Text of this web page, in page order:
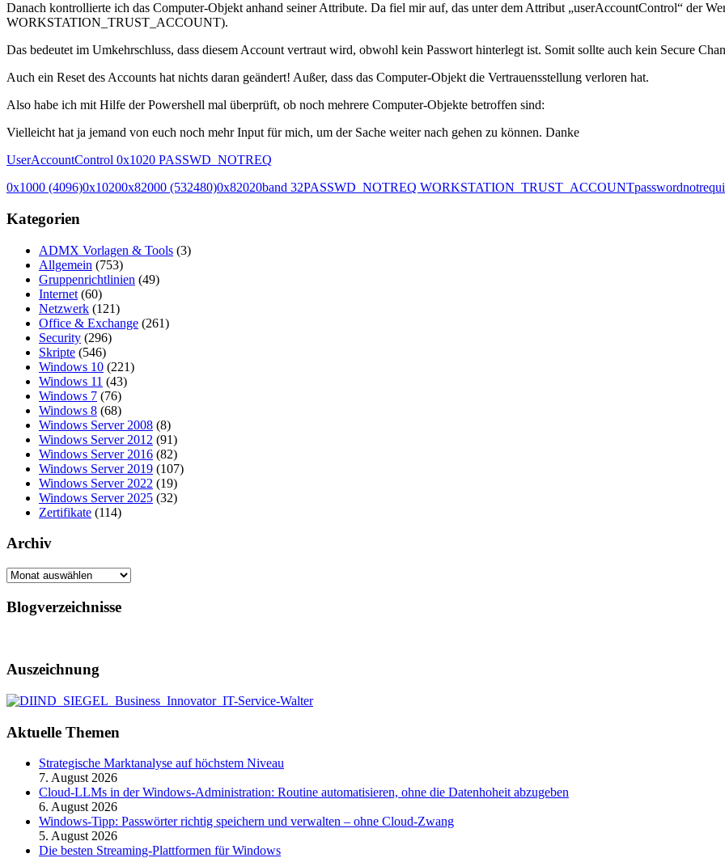
Danach kontrollierte ich das Computer-Objekt anhand seiner Attribute. Da fiel mir auf, das unter dem Attribut „userAccountControl“ der
WORKSTATION_TRUST_ACCOUNT).
Das bedeutet im Umkehrschluss, dass diesem Account vertraut wird, obwohl kein Passwort hinterlegt ist. Somit sollte auch kein Secure
Auch ein Reset des Accounts hat nichts daran geändert! Außer, dass das Computer-Objekt die Vertrauensstellung verloren hat.
Also habe ich mit Hilfe der Powershell mal überprüft, ob noch mehrere Computer-Objekte betroffen sind:
Vielleicht hat ja jemand von euch noch mehr Input für mich, um der Sache weiter nach gehen zu können. Danke
UserAccountControl 0x1020 PASSWD_NOTREQ
0x1000 (4096)0x10200x82000 (532480)0x82020band 32PASSWD_NOTREQ WORKSTATION_TRUST_ACCOUNT
Kategorien
ADMX Vorlagen & Tools (3)
Allgemein (753)
Gruppenrichtlinien (49)
Internet (60)
Netzwerk (121)
Office & Exchange (261)
Security (296)
Skripte (546)
Windows 10 (221)
Windows 11 (43)
Windows 7 (76)
Windows 8 (68)
Windows Server 2008 (8)
Windows Server 2012 (91)
Windows Server 2016 (82)
Windows Server 2019 (107)
Windows Server 2022 (19)
Windows Server 2025 (32)
Zertifikate (114)
Archiv
Archiv
Blogverzeichnisse
Auszeichnung
Aktuelle Themen
Strategische Marktanalyse auf höchstem Niveau
7. August 2026
Cloud-LLMs in der Windows-Administration: Routine automatisieren, ohne die Datenhoheit abzugeben
6. August 2026
Windows-Tipp: Passwörter richtig speichern und verwalten – ohne Cloud-Zwang
5. August 2026
Die besten Streaming-Plattformen für Windows